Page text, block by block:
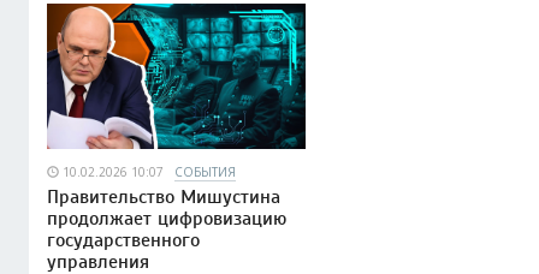
10.02.2026 10:07 СОБЫТИЯ
Правительство Мишустина
продолжает цифровизацию
государственного
управления